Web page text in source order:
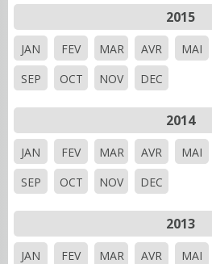
2015
JAN FEV MAR AVR MAI
SEP
OCT NOV DEC
2014
JAN FEV MAR AVR MAI
SEP
OCT NOV DEC
2013
JAN FEV MAR AVR MAI